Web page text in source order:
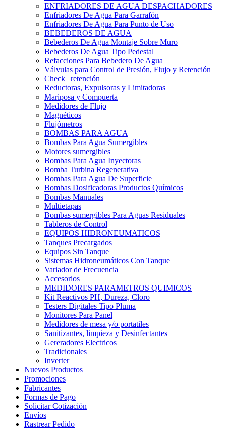
ENFRIADORES DE AGUA DESPACHADORES
Enfriadores De Agua Para Garrafón
Enfriadores De Agua Para Punto de Uso
BEBEDEROS DE AGUA
Bebederos De Agua Montaje Sobre Muro
Bebederos De Agua Tipo Pedestal
Refacciones Para Bebedero De Agua
Válvulas para Control de Presión, Flujo y Retención
Check | retención
Reductoras, Expulsoras y Limitadoras
Mariposa y Compuerta
Medidores de Flujo
Magnéticos
Flujómetros
BOMBAS PARA AGUA
Bombas Para Agua Sumergibles
Motores sumergibles
Bombas Para Agua Inyectoras
Bomba Turbina Regenerativa
Bombas Para Agua De Superficie
Bombas Dosificadoras Productos Químicos
Bombas Manuales
Multietapas
Bombas sumergibles Para Aguas Residuales
Tableros de Control
EQUIPOS HIDRONEUMATICOS
Tanques Precargados
Equipos Sin Tanque
Sistemas Hidroneumáticos Con Tanque
Variador de Frecuencia
Accesorios
MEDIDORES PARAMETROS QUIMICOS
Kit Reactivos PH, Dureza, Cloro
Testers Digitales Tipo Pluma
Monitores Para Panel
Medidores de mesa y/o portatiles
Sanitizantes, limpieza y Desinfectantes
Gereradores Electricos
Tradicionales
Inverter
Nuevos Productos
Promociones
Fabricantes
Formas de Pago
Solicitar Cotización
Envíos
Rastrear Pedido